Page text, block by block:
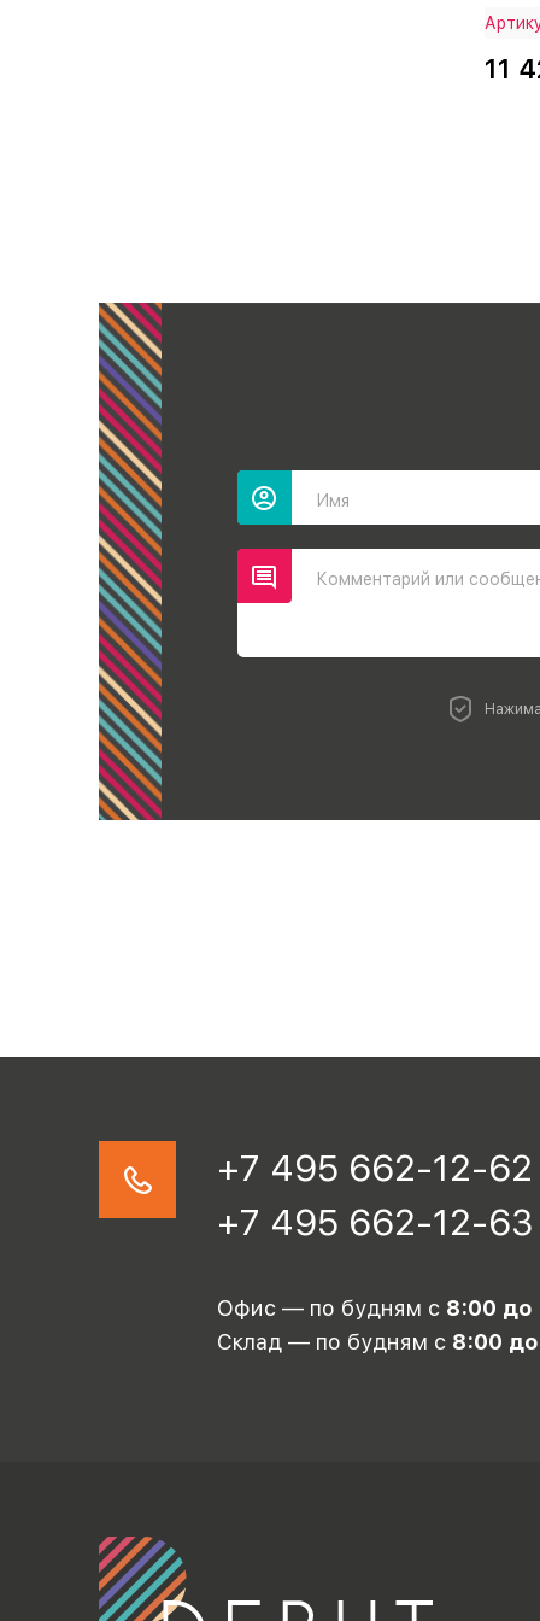
11
Имя
Комментарий или
+7 495 662-12-62
+7 495 662-12-63
Офис — по будням с 8:00 до
Склад — по будням с 8:00